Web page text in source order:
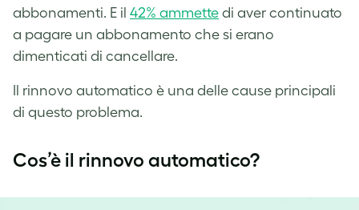
abbonamenti. E il 42% ammette di aver continuato
a pagare un abbonamento che si erano
dimenticati di cancellare.
Il rinnovo automatico è una delle cause principali
di questo problema.
Cos’è il rinnovo automatico?